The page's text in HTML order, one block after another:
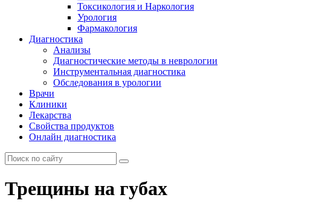
Токсикология и Наркология
Урология
Фармакология
Диагностика
Анализы
Диагностические методы в неврологии
Инструментальная диагностика
Обследования в урологии
Врачи
Клиники
Лекарства
Свойства продуктов
Онлайн диагностика
Трещины на губах